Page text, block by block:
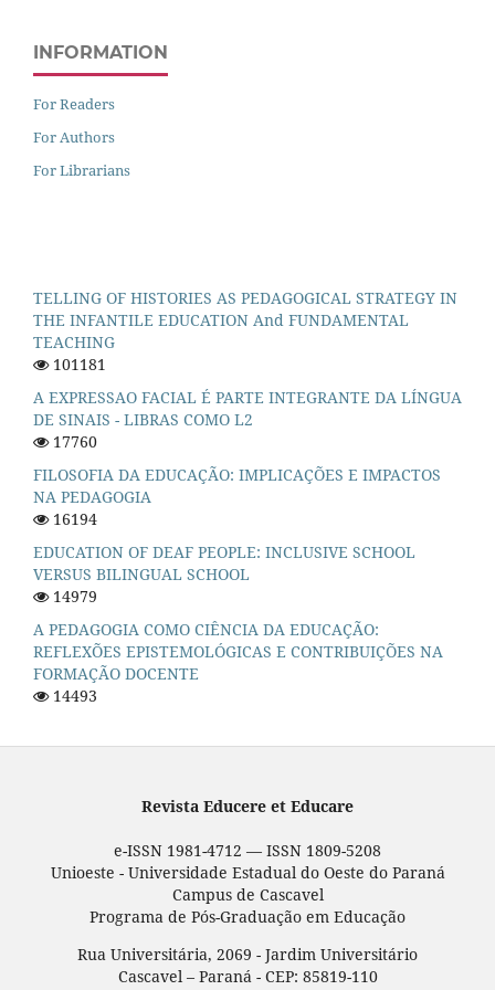
INFORMATION
For Readers
For Authors
For Librarians
TELLING OF HISTORIES AS PEDAGOGICAL STRATEGY IN
THE INFANTILE EDUCATION And FUNDAMENTAL
TEACHING
101181
A EXPRESSAO FACIAL É PARTE INTEGRANTE DA LÍNGUA
DE SINAIS - LIBRAS COMO L2
17760
FILOSOFIA DA EDUCAÇÃO: IMPLICAÇÕES E IMPACTOS
NA PEDAGOGIA
16194
EDUCATION OF DEAF PEOPLE: INCLUSIVE SCHOOL
VERSUS BILINGUAL SCHOOL
14979
A PEDAGOGIA COMO CIÊNCIA DA EDUCAÇÃO:
REFLEXÕES EPISTEMOLÓGICAS E CONTRIBUIÇÕES NA
FORMAÇÃO DOCENTE
14493
Revista Educere et Educare
e-ISSN 1981-4712 — ISSN 1809-5208
Unioeste - Universidade Estadual do Oeste do Paraná
Campus de Cascavel
Programa de Pós-Graduação em Educação
Rua Universitária, 2069 - Jardim Universitário
Cascavel – Paraná - CEP: 85819-110